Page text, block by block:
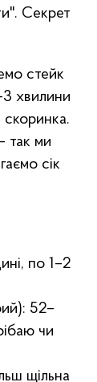
Секрет
стейк
хвилини
так ми
сік
по 1–2
52–
чи
щільна